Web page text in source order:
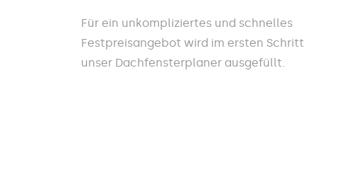
Für ein unkompliziertes und schnelles
Festpreisangebot wird im ersten Schritt
unser Dachfensterplaner ausgefüllt.